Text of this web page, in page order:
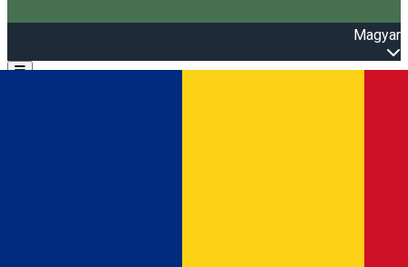
Magyar
Open main menu